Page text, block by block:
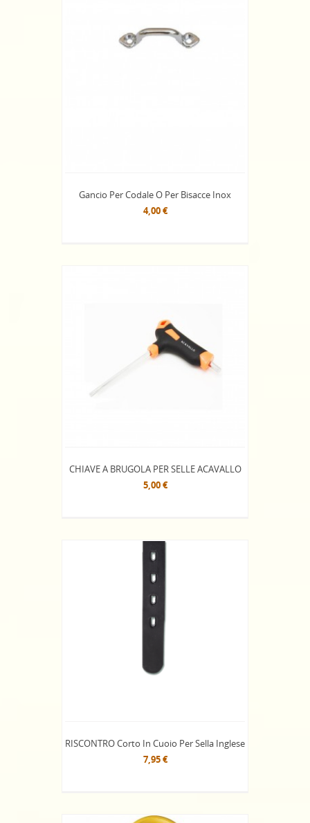
Gancio Per Codale O Per Bisacce Inox
4,00 €
CHIAVE A BRUGOLA PER SELLE ACAVALLO
5,00 €
RISCONTRO Corto In Cuoio Per Sella Inglese
7,95 €